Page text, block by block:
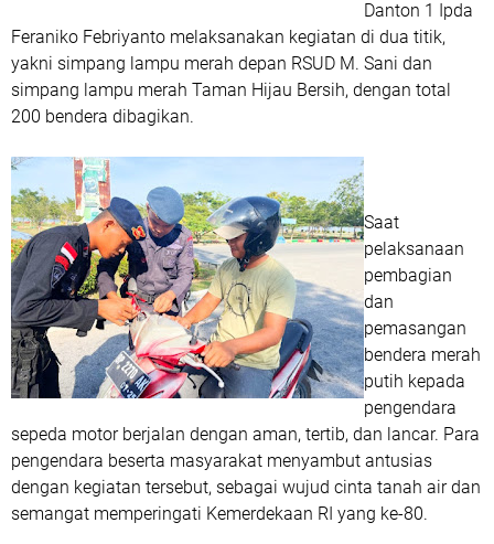
Danton 1 Ipda
Feraniko Febriyanto melaksanakan kegiatan di dua titik,
yakni simpang lampu merah depan RSUD M. Sani dan
simpang lampu merah Taman Hijau Bersih, dengan total
200 bendera dibagikan.
Saat
pelaksanaan
pembagian
dan
pemasangan
bendera merah
putih kepada
pengendara
sepeda motor berjalan dengan aman, tertib, dan lancar. Para
pengendara beserta masyarakat menyambut antusias
dengan kegiatan tersebut, sebagai wujud cinta tanah air dan
semangat memperingati Kemerdekaan RI yang ke-80.